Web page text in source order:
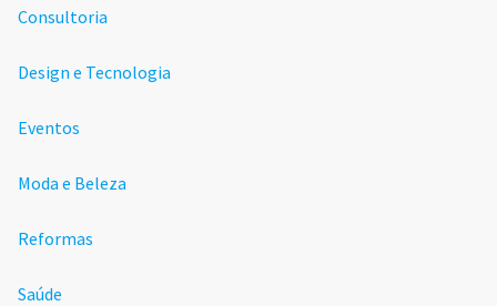
Consultoria
Design e Tecnologia
Eventos
Moda e Beleza
Reformas
Saúde